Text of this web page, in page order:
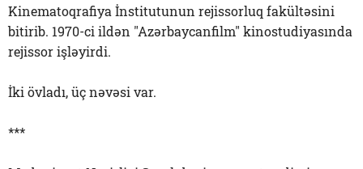
Kinematoqrafiya İnstitutunun rejissorluq fakültəsini
bitirib. 1970-ci ildən "Azərbaycanfilm" kinostudiyasında
rejissor işləyirdi.
İki övladı, üç nəvəsi var.
***